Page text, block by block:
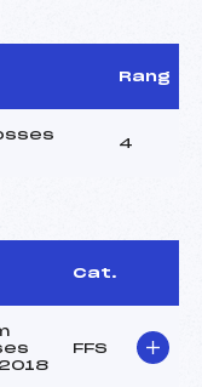
Rang
4
Cat.
FFS